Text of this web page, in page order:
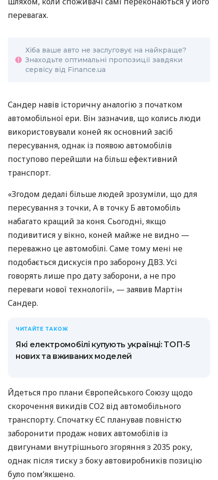
перевагах.
Хіба ваше авто не заслуговує на найкраще?
Знаходьте оптимальні пропозиції завдяки
сервісу від Finance.ua
Сандер навів історичну аналогію з початком
автомобільної ери. Він зазначив, що колись люди
використовували коней як основний засіб
пересування, однак із появою автомобілів
поступово перейшли на більш ефективний
транспорт.
«Згодом дедалі більше людей зрозуміли, що для
пересування з точки, А в точку Б автомобіль
набагато кращий за коня. Сьогодні, якщо
подивитися у вікно, коней майже не видно —
переважно це автомобілі. Саме тому мені не
подобається дискусія про заборону ДВЗ. Усі
говорять лише про дату заборони, а не про
переваги нової технології», — заявив Мартін
Сандер.
ЧИТАЙТЕ ТАКОЖ
Які електромобілі купують українці: ТОП-5
нових та вживаних моделей
Йдеться про плани Європейського Союзу щодо
скорочення викидів CO2 від автомобільного
транспорту. Спочатку ЄС планував повністю
заборонити продаж нових автомобілів із
двигунами внутрішнього згоряння з 2035 року,
однак після тиску з боку автовиробників позицію
було пом’якшено.